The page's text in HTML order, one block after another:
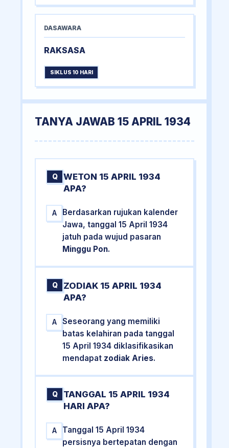
DASAWARA
RAKSASA
SIKLUS 10 HARI
TANYA JAWAB 15 APRIL 1934
Q
WETON 15 APRIL 1934
APA?
A
Berdasarkan rujukan kalender
Jawa, tanggal 15 April 1934
jatuh pada wujud pasaran
Minggu Pon.
Q
ZODIAK 15 APRIL 1934
APA?
A
Seseorang yang memiliki
batas kelahiran pada tanggal
15 April 1934 diklasifikasikan
mendapat zodiak Aries.
Q
TANGGAL 15 APRIL 1934
HARI APA?
A
Tanggal 15 April 1934
persisnya bertepatan dengan